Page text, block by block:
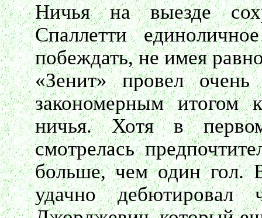
Ничья на выезде
Спаллетти
побеждать, не имея
«Зенит» провел
закономерным итогом
ничья. Хотя в
смотрелась
больше, чем один гол.
удачно дебютировал